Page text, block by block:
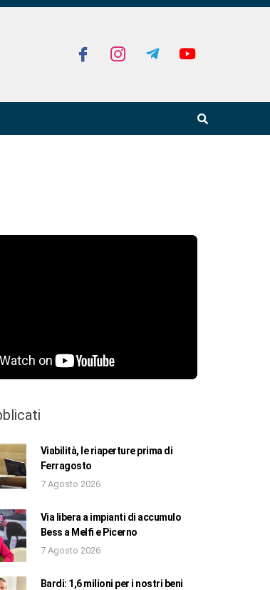
Viabilità, le riaperture prima di
Ferragosto
7 Agosto 2026
Via libera a impianti di accumulo
Bess a Melfi e Picerno
7 Agosto 2026
Bardi: 1,6 milioni per i nostri beni